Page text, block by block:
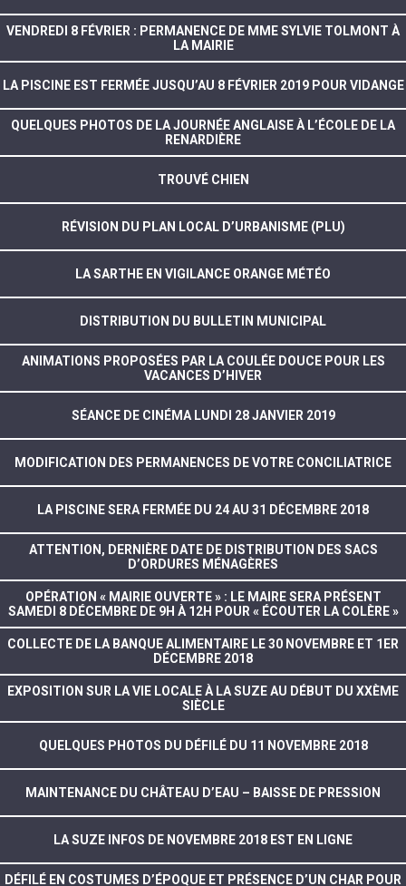
VENDREDI 8 FÉVRIER : PERMANENCE DE MME SYLVIE TOLMONT À
LA MAIRIE
LA PISCINE EST FERMÉE JUSQU’AU 8 FÉVRIER 2019 POUR VIDANGE
QUELQUES PHOTOS DE LA JOURNÉE ANGLAISE À L’ÉCOLE DE LA
RENARDIÈRE
TROUVÉ CHIEN
RÉVISION DU PLAN LOCAL D’URBANISME (PLU)
LA SARTHE EN VIGILANCE ORANGE MÉTÉO
DISTRIBUTION DU BULLETIN MUNICIPAL
ANIMATIONS PROPOSÉES PAR LA COULÉE DOUCE POUR LES
VACANCES D’HIVER
SÉANCE DE CINÉMA LUNDI 28 JANVIER 2019
MODIFICATION DES PERMANENCES DE VOTRE CONCILIATRICE
LA PISCINE SERA FERMÉE DU 24 AU 31 DÉCEMBRE 2018
ATTENTION, DERNIÈRE DATE DE DISTRIBUTION DES SACS
D’ORDURES MÉNAGÈRES
OPÉRATION « MAIRIE OUVERTE » : LE MAIRE SERA PRÉSENT
SAMEDI 8 DÉCEMBRE DE 9H À 12H POUR « ÉCOUTER LA COLÈRE »
COLLECTE DE LA BANQUE ALIMENTAIRE LE 30 NOVEMBRE ET 1ER
DÉCEMBRE 2018
EXPOSITION SUR LA VIE LOCALE À LA SUZE AU DÉBUT DU XXÈME
SIÈCLE
QUELQUES PHOTOS DU DÉFILÉ DU 11 NOVEMBRE 2018
MAINTENANCE DU CHÂTEAU D’EAU – BAISSE DE PRESSION
LA SUZE INFOS DE NOVEMBRE 2018 EST EN LIGNE
DÉFILÉ EN COSTUMES D’ÉPOQUE ET PRÉSENCE D’UN CHAR POUR